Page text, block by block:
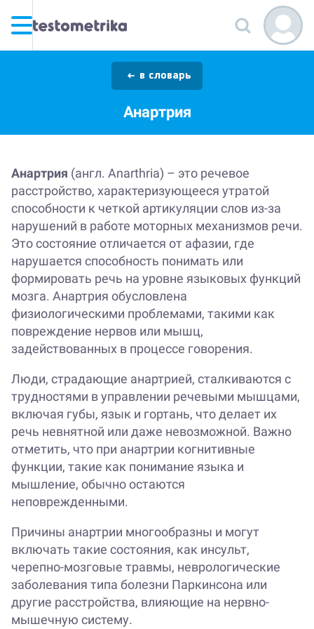
в словарь
Анартрия
Анартрия (англ. Anarthria) – это речевое
расстройство, характеризующееся утратой
способности к четкой артикуляции слов из-за
нарушений в работе моторных механизмов речи.
Это состояние отличается от афазии, где
нарушается способность понимать или
формировать речь на уровне языковых функций
мозга. Анартрия обусловлена
физиологическими проблемами, такими как
повреждение нервов или мышц,
задействованных в процессе говорения.
Люди, страдающие анартрией, сталкиваются с
трудностями в управлении речевыми мышцами,
включая губы, язык и гортань, что делает их
речь невнятной или даже невозможной. Важно
отметить, что при анартрии когнитивные
функции, такие как понимание языка и
мышление, обычно остаются
неповрежденными.
Причины анартрии многообразны и могут
включать такие состояния, как инсульт,
черепно-мозговые травмы, неврологические
заболевания типа болезни Паркинсона или
другие расстройства, влияющие на нервно-
мышечную систему.